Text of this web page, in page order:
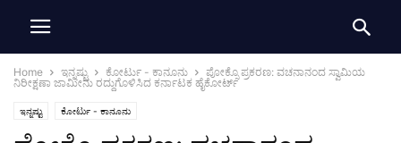
Home ಇನ್ನಷ್ಟು ಕೋರ್ಟು - ಕಾನೂನು
ಪೋಕ್ಸೊ ಪ್ರಕರಣ: ವಚನಾನಂದ ಸ್ವಾಮಿಯ
ನಿರೀಕ್ಷಣಾ ಜಾಮೀನು ರದ್ದುಗೊಳಿಸಿದ ಕರ್ನಾಟಕ ಹೈಕೋರ್ಟ್
ಇನ್ನಷ್ಟು ಕೋರ್ಟು - ಕಾನೂನು